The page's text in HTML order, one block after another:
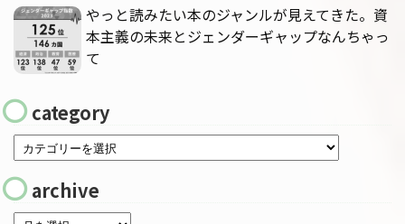
やっと読みたい本のジャンルが見えてきた。資
本主義の未来とジェンダーギャップなんちゃっ
て
category
archive